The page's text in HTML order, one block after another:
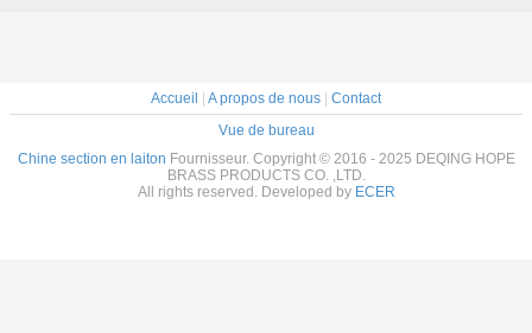
Accueil A propos de nous
Contact
Vue de bureau
Chine section en laiton Fournisseur. Copyright © 2016 - 2025 DEQING HOPE
BRASS PRODUCTS CO. ,LTD.
All rights reserved. Developed by ECER